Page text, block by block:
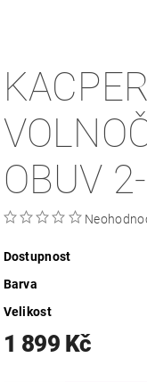
OBUV
Dostupnost
Barva
Velikost
1 899 Kč